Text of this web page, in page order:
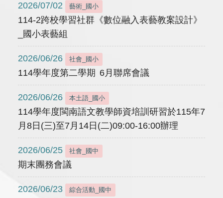
2026/07/02 藝術_國小
114-2跨校學習社群《數位融入表藝教案設計》
_國小表藝組
2026/06/26 社會_國小
114學年度第二學期 6月聯席會議
2026/06/26 本土語_國小
114學年度閩南語文教學師資培訓研習於115年7
月8日(三)至7月14日(二)09:00-16:00辦理
2026/06/25 社會_國中
期末團務會議
2026/06/23 綜合活動_國中